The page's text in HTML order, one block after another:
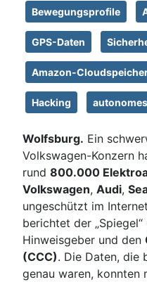
Bewegungsprofile
GPS-Daten
Amazon-
Hacking
Wolfsburg. Ein
Volkswagen-Konzern
rund 800.000
Volkswagen, Audi,
ungeschützt im
berichtet der
Hinweisgeber und den
(CCC). Die Daten, die
genau waren, konnten